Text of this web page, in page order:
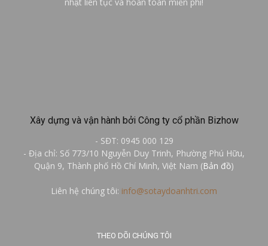
Xây dựng và vận hành bởi Công ty cổ phần Bizhow
- SĐT: 0945 000 129
- Địa chỉ: Số 773/10 Nguyễn Duy Trinh, Phường Phú Hữu,
Quận 9, Thành phố Hồ Chí Minh, Việt Nam (Bản đồ)
Liên hệ chúng tôi: info@sotaydoanhtri.com
THEO DÕI CHÚNG TÔI